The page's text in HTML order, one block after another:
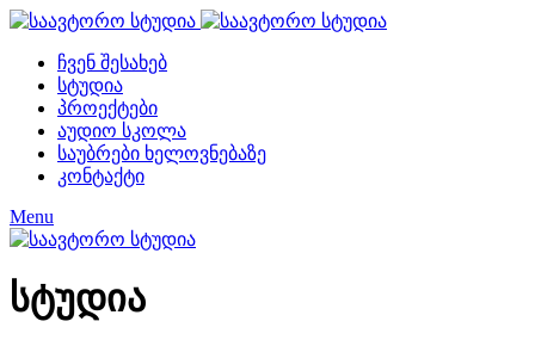
ჩვენ შესახებ
სტუდია
პროექტები
აუდიო სკოლა
საუბრები ხელოვნებაზე
კონტაქტი
Menu
სტუდია